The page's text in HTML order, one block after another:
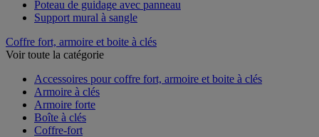
Poteau de guidage avec panneau
Support mural à sangle
Coffre fort, armoire et boite à clés
Voir toute la catégorie
Accessoires pour coffre fort, armoire et boite à clés
Armoire à clés
Armoire forte
Boîte à clés
Coffre-fort